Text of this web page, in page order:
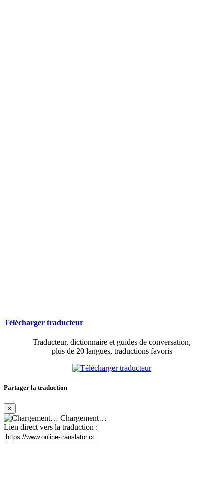
Télécharger traducteur
Traducteur, dictionnaire et guides de conversation,
plus de 20 langues, traductions favoris
Partager la traduction
×
Chargement…
Lien direct vers la traduction :